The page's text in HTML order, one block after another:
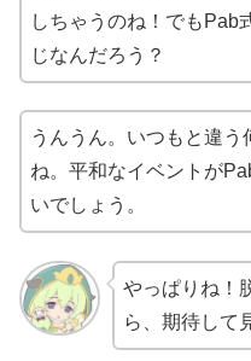
しちゃうのね！でもPab
じなんだろう？
うんうん。いつもと違う
ね。平和なイベントが
いでしょう。
やっぱりね！
ら、期待して